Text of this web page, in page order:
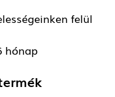
felül
hónap